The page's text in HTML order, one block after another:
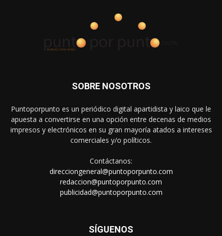
SOBRE NOSOTROS
Puntoporpunto es un periódico digital apartidista y laico que le
apuesta a convertirse en una opción entre decenas de medios
impresos y electrónicos en su gran mayoría atados a intereses
comerciales y/o políticos.
Contáctanos:
direcciongeneral@puntoporpunto.com
redaccion@puntoporpunto.com
publicidad@puntoporpunto.com
SÍGUENOS